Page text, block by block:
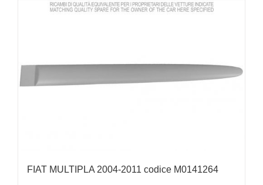
FIAT MULTIPLA 2004-2011 codice M0141264